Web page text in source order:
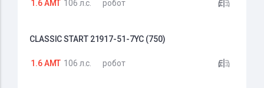
1.6 AMT 106 л.с. робот
CLASSIC START 21917-51-7YC (750)
1.6 AMT 106 л.с. робот